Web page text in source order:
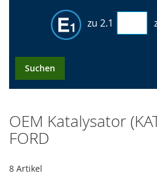
zu 2.1
Suchen
OEM Katalysator
FORD
8 Artikel